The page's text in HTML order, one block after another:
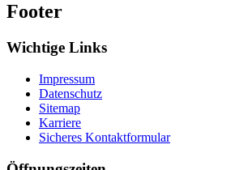
Footer
Wichtige Links
Impressum
Datenschutz
Sitemap
Karriere
Sicheres Kontaktformular